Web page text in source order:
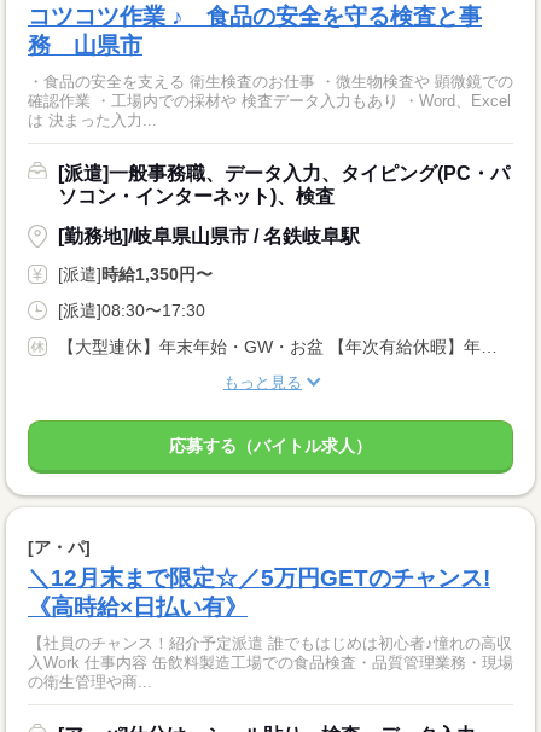
コツコツ作業 ♪ 食品の安全を守る検査と事
務 山県市
・食品の安全を支える 衛生検査のお仕事 ・微生物検査や 顕微鏡での
確認作業 ・工場内での採材や 検査データ入力もあり ・Word、Excel
は 決まった入力...
[派遣]一般事務職、データ入力、タイピング(PC・パ
ソコン・インターネット)、検査
[勤務地]/岐阜県山県市 / 名鉄岐阜駅
[派遣]時給1,350円〜
[派遣]08:30〜17:30
もっと見る
応募する（バイトル求人）
[ア・パ]
＼12月末まで限定☆／5万円GETのチャンス!
《高時給×日払い有》
【社員のチャンス！紹介予定派遣 誰でもはじめは初心者♪憧れの高収
入Work 仕事内容 缶飲料製造工場での食品検査・品質管理業務・現場
の衛生管理や商...